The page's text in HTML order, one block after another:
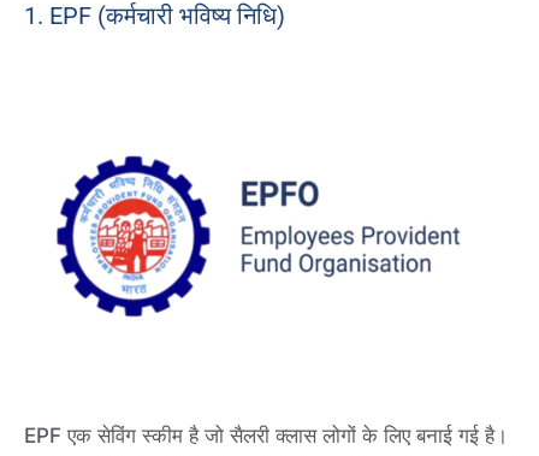
1. EPF (कर्मचारी भविष्य निधि)
EPF एक सेविंग स्कीम है जो सैलरी क्लास लोगों के लिए बनाई गई है।